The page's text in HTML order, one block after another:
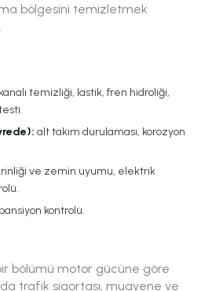
bölgesini temizletmek
temizliği, lastik, fren hidroliği,
alt takım durulaması, korozyon
ve zemin uyumu, elektrik
kontrolü.
bölümü motor gücüne göre
trafik sigortası, muayene ve